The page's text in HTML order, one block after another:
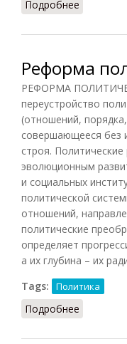
Подробнее
Реформа
РЕФОРМА
переустройство
(отношений,
совершающееся без
строя.
эволюционным
и социальных
политической
отношений,
политические
определяет
а их глубина – их
Tags:
Политика
Подробнее